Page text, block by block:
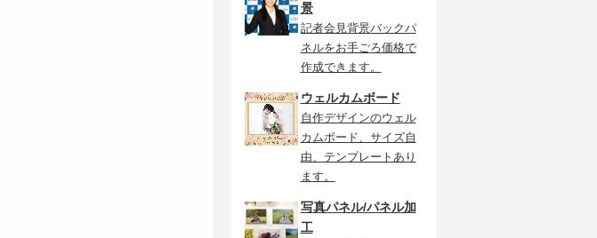
景
記者会見背景バックパ
ネルをお手ごろ価格で
作成できます。
ウェルカムボード
自作デザインのウェル
カムボード、サイズ自
由、テンプレートあり
ます。
写真パネル/パネル加
工